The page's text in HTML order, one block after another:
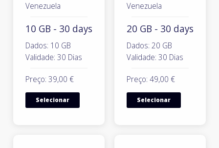
Venezuela
10 GB - 30 days
Dados: 10 GB
Validade: 30 Dias
Preço: 39,00 €
Selecionar
Venezuela
20 GB - 30 days
Dados: 20 GB
Validade: 30 Dias
Preço: 49,00 €
Selecionar